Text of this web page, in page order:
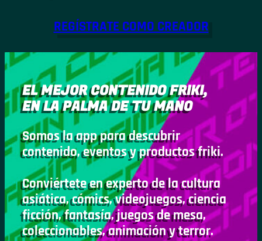
REGÍSTRATE COMO CREADOR
EL MEJOR CONTENIDO FRIKI,
EN LA PALMA DE TU MANO
Somos la app para descubrir
contenido, eventos y productos friki.
Conviértete en experto de la cultura
asiática, cómics, videojuegos, ciencia
ficción, fantasía, juegos de mesa,
coleccionables, animación y terror.